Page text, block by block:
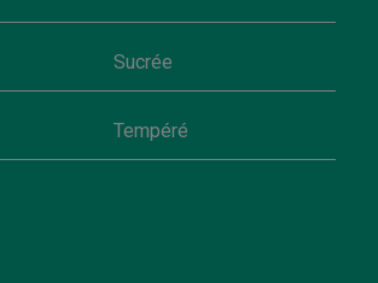
Sucrée
Tempéré